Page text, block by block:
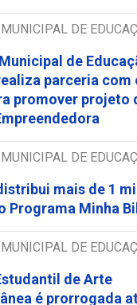
DE
de
parceria com
promover projeto
DE
mais de 1
Programa Minha
DE
de Arte
é prorrogada